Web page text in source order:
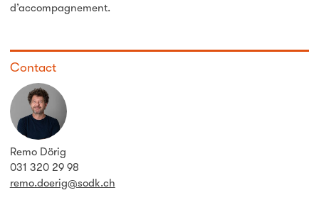
d’accompagnement.
Contact
Remo Dörig
031 320 29 98
remo.doerig@sodk.ch